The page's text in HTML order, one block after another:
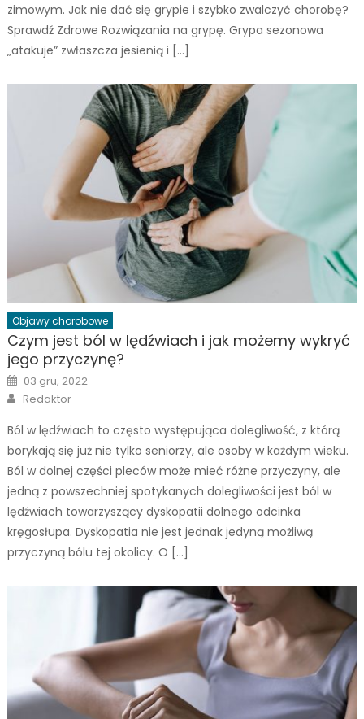
zimowym. Jak nie dać się grypie i szybko zwalczyć chorobę?
Sprawdź Zdrowe Rozwiązania na grypę. Grypa sezonowa
„atakuje” zwłaszcza jesienią i […]
Objawy chorobowe
Czym jest ból w lędźwiach i jak możemy wykryć
jego przyczynę?
Posted
on
03 gru, 2022
Author
Redaktor
Ból w lędźwiach to często występująca dolegliwość, z którą
borykają się już nie tylko seniorzy, ale osoby w każdym wieku.
Ból w dolnej części pleców może mieć różne przyczyny, ale
jedną z powszechniej spotykanych dolegliwości jest ból w
lędźwiach towarzyszący dyskopatii dolnego odcinka
kręgosłupa. Dyskopatia nie jest jednak jedyną możliwą
przyczyną bólu tej okolicy. O […]